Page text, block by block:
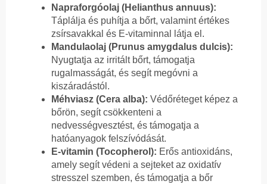
Napraforgóolaj (Helianthus annuus):
Táplálja és puhítja a bőrt, valamint értékes
zsírsavakkal és E-vitaminnal látja el.
Mandulaolaj (Prunus amygdalus dulcis):
Nyugtatja az irritált bőrt, támogatja
rugalmasságát, és segít megóvni a
kiszáradástól.
Méhviasz (Cera alba): Védőréteget képez a
bőrön, segít csökkenteni a
nedvességvesztést, és támogatja a
hatóanyagok felszívódását.
E-vitamin (Tocopherol): Erős antioxidáns,
amely segít védeni a sejteket az oxidatív
stresszel szemben, és támogatja a bőr